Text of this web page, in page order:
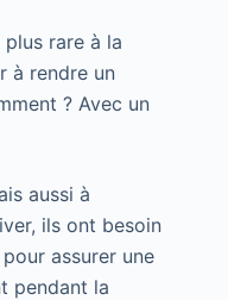
rare à la
à rendre un
? Avec un
aussi à
ils ont besoin
assurer une
pendant la